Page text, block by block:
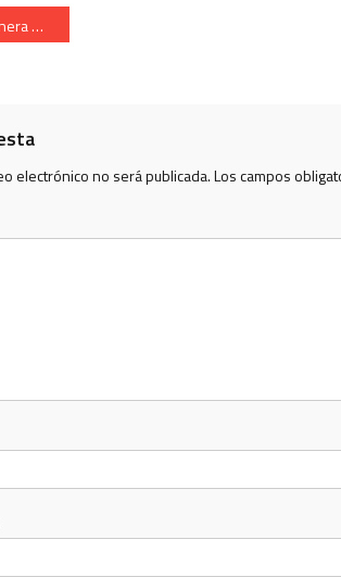
de Irun
electrónico no será publicada.Los campos